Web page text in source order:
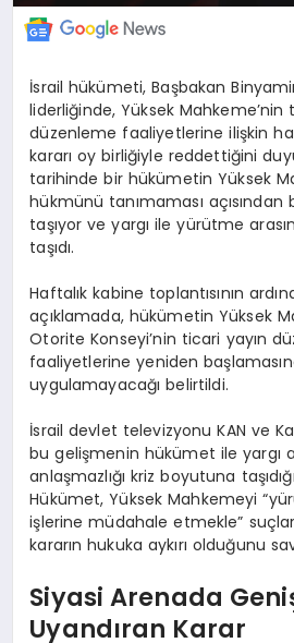
İsrail hükümeti, Başbakan
liderliğinde, Yüksek Mahkeme’nin
düzenleme faaliyetlerine ilişkin
kararı oy birliğiyle reddettiğini
tarihinde bir hükümetin Yüksek
hükmünü tanımaması açısından
taşıyor ve yargı ile yürütme
taşıdı.
Haftalık kabine toplantısının
açıklamada, hükümetin Yüksek
Otorite Konseyi’nin ticari yayın
faaliyetlerine yeniden
uygulamayacağı belirtildi.
İsrail devlet televizyonu KAN ve
bu gelişmenin hükümet ile yargı
anlaşmazlığı kriz boyutuna
Hükümet, Yüksek Mahkemeyi
işlerine müdahale etmekle”
kararın hukuka aykırı olduğunu
Siyasi Arenada
Uyandıran Karar